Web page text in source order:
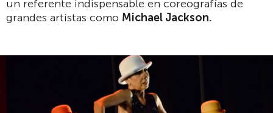
un referente indispensable en coreografías de
grandes artistas como Michael Jackson.